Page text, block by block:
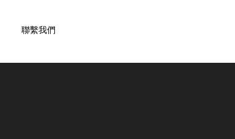
聯繫我們